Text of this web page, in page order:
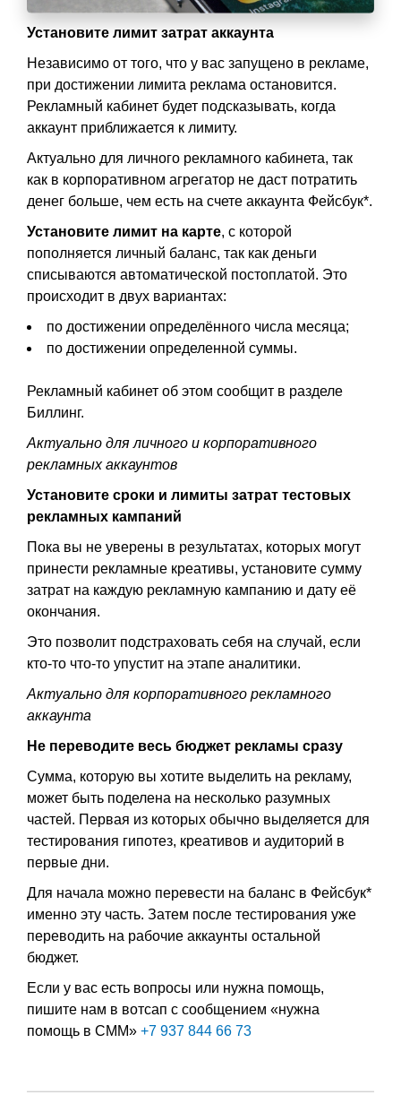
Установите лимит затрат аккаунта
Независимо от того, что у вас запущено в рекламе,
при достижении лимита реклама остановится.
Рекламный кабинет будет подсказывать, когда
аккаунт приближается к лимиту.
Актуально для личного рекламного кабинета, так
как в корпоративном агрегатор не даст потратить
денег больше, чем есть на счете аккаунта Фейсбук*.
Установите лимит на карте, с которой
пополняется личный баланс, так как деньги
списываются автоматической постоплатой. Это
происходит в двух вариантах:
по достижении определённого числа месяца;
по достижении определенной суммы.
Рекламный кабинет об этом сообщит в разделе
Биллинг.
Актуально для личного и корпоративного
рекламных аккаунтов
Установите сроки и лимиты затрат тестовых
рекламных кампаний
Пока вы не уверены в результатах, которых могут
принести рекламные креативы, установите сумму
затрат на каждую рекламную кампанию и дату её
окончания.
Это позволит подстраховать себя на случай, если
кто-то что-то упустит на этапе аналитики.
Актуально для корпоративного рекламного
аккаунта
Не переводите весь бюджет рекламы сразу
Сумма, которую вы хотите выделить на рекламу,
может быть поделена на несколько разумных
частей. Первая из которых обычно выделяется для
тестирования гипотез, креативов и аудиторий в
первые дни.
Для начала можно перевести на баланс в Фейсбук*
именно эту часть. Затем после тестирования уже
переводить на рабочие аккаунты остальной
бюджет.
Если у вас есть вопросы или нужна помощь,
пишите нам в вотсап с сообщением «нужна
помощь в СММ» +7 937 844 66 73